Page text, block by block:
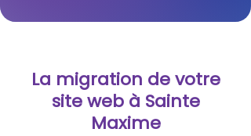
La migration de votre
site web à Sainte
Maxime